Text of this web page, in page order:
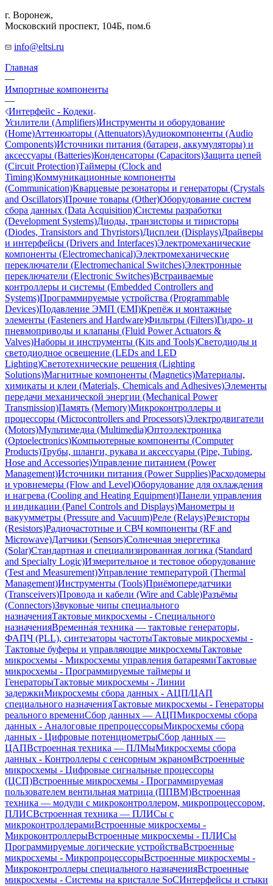
г. Воронеж,
​Московский проспект, 104Б, пом.6
info@eltsi.ru
Главная
—
Импортные компоненты
—
Интерфейс - Кодеки
Усилители (Amplifiers)Инструменты и оборудование
(Home)Аттенюаторы (Attenuators)Аудиокомпоненты (Audio
Components)Источники питания (батареи, аккумуляторы) и
аксессуары (Batteries)Конденсаторы (Capacitors)Защита цепей
(Circuit Protection)Таймеры (Clock and
Timing)Коммуникационные компоненты
(Communication)Кварцевые резонаторы и генераторы (Crystals
and Oscillators)Прочие товары (Other)Оборудование систем
сбора данных (Data Acquisition)Системы разработки
(Development Systems)Диоды, транзисторы и тиристоры
(Diodes, Transistors and Thyristors)Дисплеи (Displays)Драйверы
и интерфейсы (Drivers and Interfaces)Электромеханические
компоненты (Electromechanical)Электромеханические
переключатели (Electromechanical Switches)Электронные
переключатели (Electronic Switches)Встраиваемые
контроллеры и системы (Embedded Controllers and
Systems)Программируемые устройства (Programmable
Devices)Подавление ЭМП (EMI)Крепёж и монтажные
элементы (Fasteners and Hardware)Фильтры (Filters)Гидро- и
пневмоприводы и клапаны (Fluid Power Actuators &
Valves)Наборы и инструменты (Kits and Tools)Светодиоды и
светодиодное освещение (LEDs and LED
Lighting)Светотехнические решения (Lighting
Solutions)Магнитные компоненты (Magnetics)Материалы,
химикаты и клеи (Materials, Chemicals and Adhesives)Элементы
передачи механической энергии (Mechanical Power
Transmission)Память (Memory)Микроконтроллеры и
процессоры (Microcontrollers and Processors)Электродвигатели
(Motors)Мультимедиа (Multimedia)Оптоэлектроника
(Optoelectronics)Компьютерные компоненты (Computer
Products)Трубы, шланги, рукава и аксессуары (Pipe, Tubing,
Hose and Accessories)Управление питанием (Power
Management)Источники питания (Power Supplies)Расходомеры
и уровнемеры (Flow and Level)Оборудование для охлаждения
и нагрева (Cooling and Heating Equipment)Панели управления
и индикации (Panel Controls and Displays)Манометры и
вакуумметры (Pressure and Vacuum)Реле (Relays)Резисторы
(Resistors)Радиочастотные и СВЧ компоненты (RF and
Microwave)Датчики (Sensors)Солнечная энергетика
(Solar)Стандартная и специализированная логика (Standard
and Specialty Logic)Измерительное и тестовое оборудование
(Test and Measurement)Управление температурой (Thermal
Management)Инструменты (Tools)Приёмопередатчики
(Transceivers)Провода и кабели (Wire and Cable)Разъёмы
(Connectors)Звуковые чипы специального
назначенияТактовые микросхемы - Специального
назначенияВременна́я техника — тактовые генераторы,
ФАПЧ (PLL), синтезаторы частотыТактовые микросхемы -
Тактовые буферы и управляющие микросхемыТактовые
микросхемы - Микросхемы управления батареямиТактовые
микросхемы - Программируемые таймеры и
ГенераторыТактовые микросхемы - Линии
задержкиМикросхемы сбора данных - АЦП/ЦАП
специального назначенияТактовые микросхемы - Генераторы
реального времениСбор данных — АЦПМикросхемы сбора
данных - Аналоговые препроцессорыМикросхемы сбора
данных - Цифровые потенциометрыСбор данных —
ЦАПВстроенная техника — ПЛМыМикросхемы сбора
данных - Контроллеры с сенсорным экраномВстроенные
микросхемы - Цифровые сигнальные процессоры
(ЦСП)Встроенные микросхемы - Программируемая
пользователем вентильная матрица (ППВМ)Встроенная
техника — модули с микроконтроллером, микропроцессором,
ПЛИСВстроенная техника — ПЛИСы с
микроконтроллерамиВстроенные микросхемы -
МикроконтроллерыВстроенные микросхемы - ПЛИСы
Программируемые логические устройстваВстроенные
микросхемы - МикропроцессорыВстроенные микросхемы -
Микроконтроллеры специального назначенияВстроенные
микросхемы - Системы на кристалле SoCИнтерфейсы и стыки